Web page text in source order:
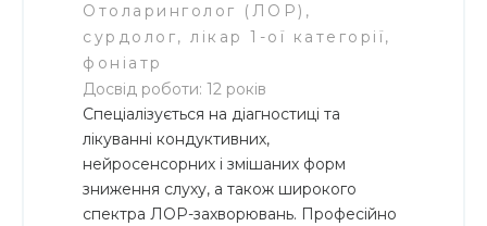
Отоларинголог (ЛОР),
сурдолог, лікар 1-ої категорії,
фоніатр
Досвід роботи: 12 років
Спеціалізується на діагностиці та
лікуванні кондуктивних,
нейросенсорних і змішаних форм
зниження слуху, а також широкого
спектра ЛОР-захворювань. Професійно